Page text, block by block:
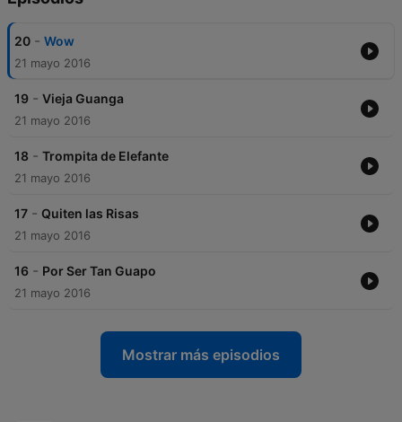
20 - Wow
21 mayo 2016
19 - Vieja Guanga
21 mayo 2016
18 - Trompita de Elefante
21 mayo 2016
17 - Quiten las Risas
21 mayo 2016
16 - Por Ser Tan Guapo
21 mayo 2016
Mostrar más episodios